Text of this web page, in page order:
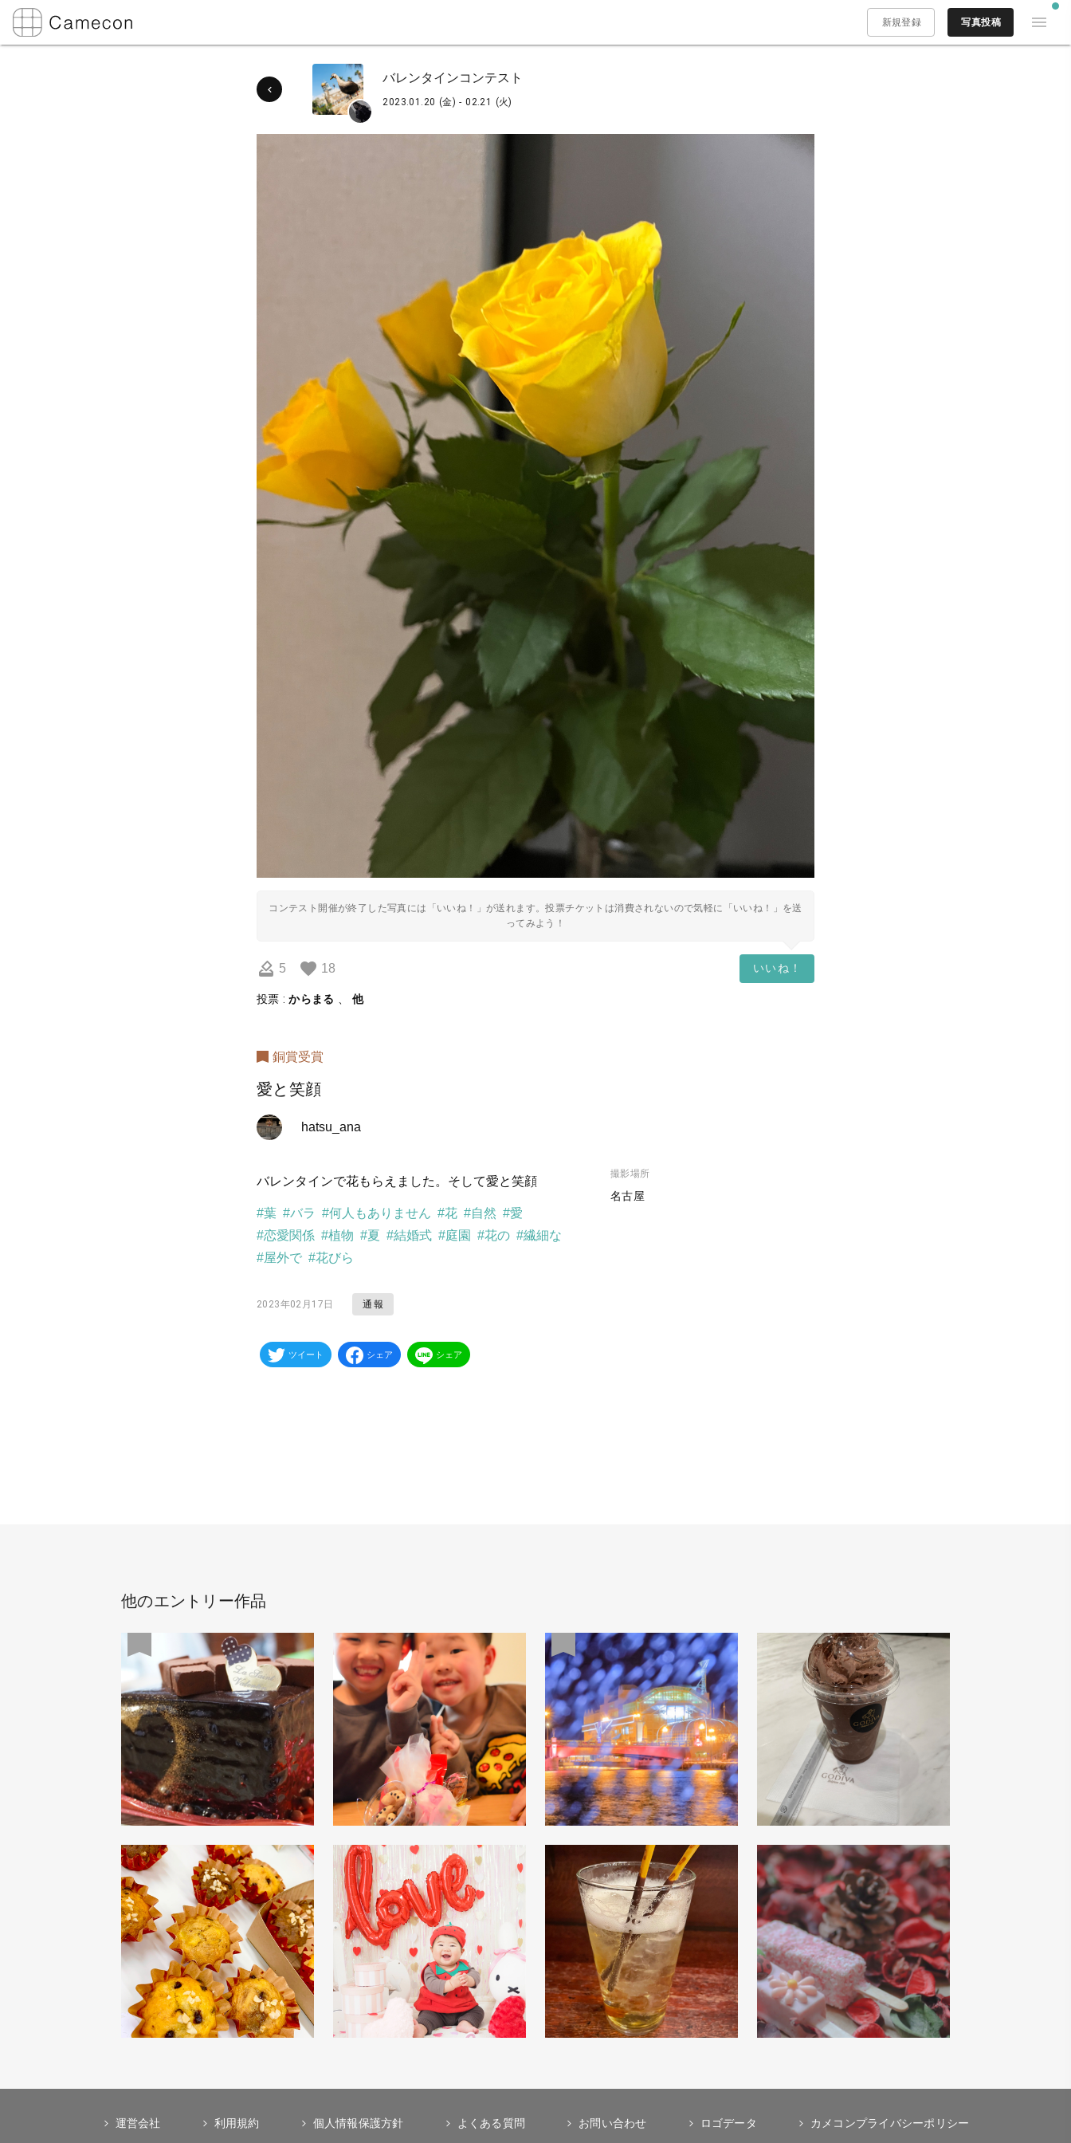
新規登録 写真投稿
バレンタインコンテスト
2023.01.20 (金) - 02.21 (火)
コンテスト開催が終了した写真には「いいね！」が送れます。投票チケットは消費されないので気軽に「いいね！」を送
ってみよう！
5 18 いいね！
投票 :からまる 他
銅賞受賞
愛と笑顔
hatsu_ana
バレンタインで花もらえました。そして愛と笑顔
#葉 #バラ #何人もありません #花 #自然 #愛
#恋愛関係 #植物 #夏 #結婚式 #庭園 #花の #繊細な
#屋外で #花びら
2023年02月17日 通報
ツイート シェア シェア
撮影場所
名古屋
他のエントリー作品
運営会社 利用規約 個人情報保護方針 よくある質問 お問い合わせ ロゴデータ カメコンプライバシーポリシー